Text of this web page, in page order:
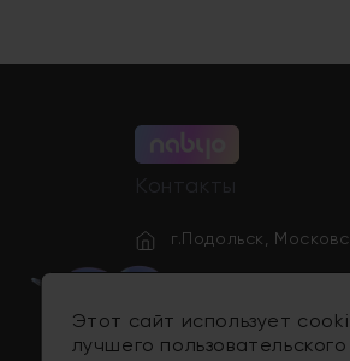
Этот сайт использует
лучшего
г.Подольск,